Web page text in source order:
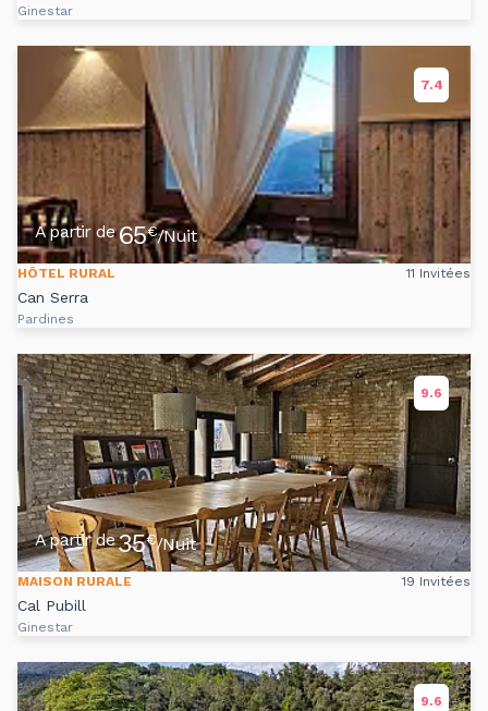
Ginestar
7.4
A partir de 65€/Nuit
HÔTEL RURAL 11 Invitées
Can Serra
Pardines
9.6
A partir de35€/Nuit
MAISON RURALE 19 Invitées
Cal Pubill
Ginestar
9.6